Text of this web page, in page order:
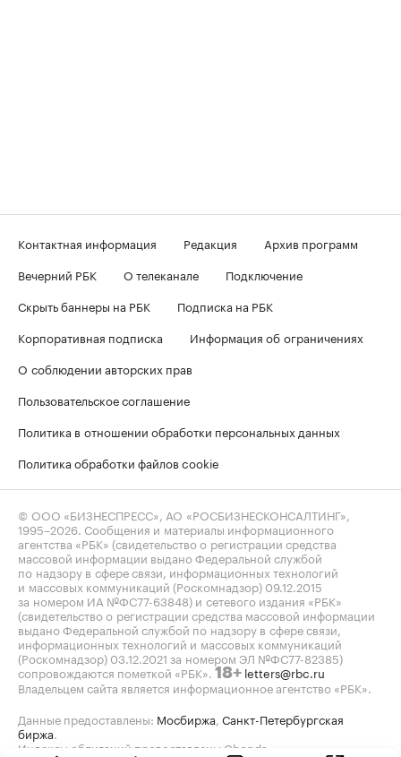
Контактная информация Редакция
Архив программ
Вечерний РБК
О телеканале
Подключение
Скрыть баннеры на РБК
Подписка на РБК
Корпоративная подписка
Информация об ограничениях
О соблюдении авторских прав
Пользовательское соглашение
Политика в отношении обработки персональных данных
Политика обработки файлов cookie
© ООО «БИЗНЕСПРЕСС», АО «РОСБИЗНЕСКОНСАЛТИНГ»,
1995–2026 . Сообщения и материалы информационного
агентства «РБК» (свидетельство о регистрации средства
массовой информации выдано Федеральной службой
по надзору в сфере связи, информационных технологий
и массовых коммуникаций (Роскомнадзор) 09.12.2015
за номером ИА №ФС77-63848) и сетевого издания «РБК»
(свидетельство о регистрации средства массовой информации
выдано Федеральной службой по надзору в сфере связи,
информационных технологий и массовых коммуникаций
(Роскомнадзор) 03.12.2021 за номером ЭЛ №ФС77-82385)
сопровождаются пометкой «РБК». 18+ letters@rbc.ru
Владельцем сайта является информационное агентство «РБК».
Данные предоставлены: Мосбиржа Санкт-Петербургская
биржа
Индексы облигаций предоставлены Cbonds.